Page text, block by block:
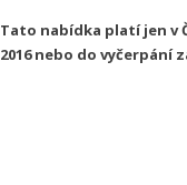
Tato nabídka platí jen v
2016 nebo do vyčerpání